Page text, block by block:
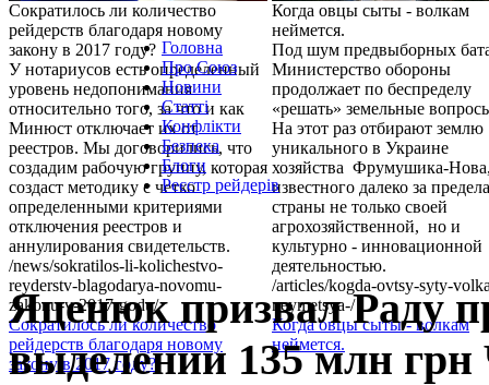
Сократилось ли количество
рейдерств благодаря новому
закону в 2017 году?
У нотариусов есть определенный
уровень недопонимания
относительно того, за что и как
Минюст отключает их от
реестров. Мы договорились, что
создадим рабочую группу, которая
создаст методику с четко
определенными критериями
отключения реестров и
аннулирования свидетельств.
/news/sokratilos-li-kolichestvo-
reyderstv-blagodarya-novomu-
zakonu-v-2017-godu/
Сократилось ли количество
рейдерств благодаря новому
закону в 2017 году?
Когда овцы сыты - волкам
неймется.
Под шум предвыборных
Министерство обороны
продолжает по беспределу
«решать» земельные
На этот раз отбирают землю
уникального в Украине
хозяйства Фрумушика-
известного далеко за
страны не только своей
агрохозяйственной, но и
культурно - инновационной
деятельностью.
/articles/kogda-ovtsy-syty-
neymetsya-/
Когда овцы сыты - волкам
неймется.
Головна
Про Союз
Новини
Статті
Конфлікти
Безпека
Блоги
Реєстр рейдерів
Яценюк призвал Раду
выделении 135 млн